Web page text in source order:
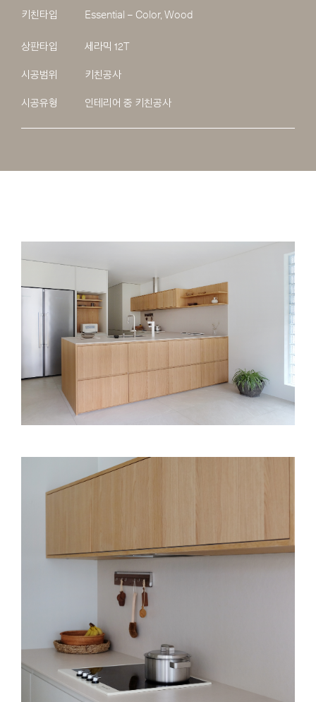
키친타입 Essential – Color, Wood
상판타입 세라믹 12T
시공범위 키친공사
시공유형 인테리어 중 키친공사